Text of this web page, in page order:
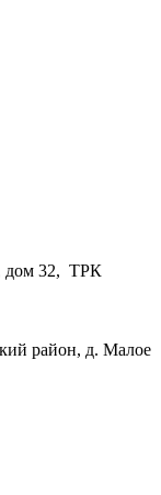
дом 32, ТРК
район, д. Малое